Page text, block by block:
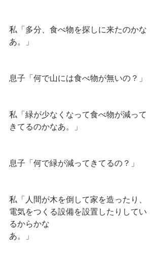
私「多分、食べ物を探しに来たのかな
あ。」
息子「何で山には食べ物が無いの？」
私「緑が少なくなって食べ物が減って
きてるのかなあ。」
息子「何で緑が減ってきてるの？」
私「人間が木を倒して家を造ったり、
電気をつくる設備を設置したりしてい
るからかな
あ。」